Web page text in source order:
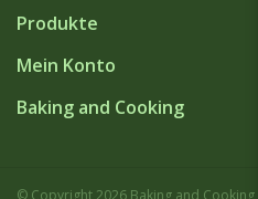
Produkte
Mein Konto
Baking and Cooking
© Copyright 2026 Baking and Cooking